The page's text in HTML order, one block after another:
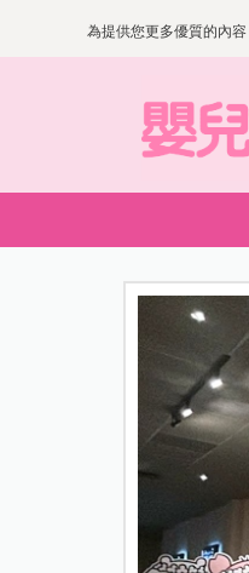
為提供您更多優質的內